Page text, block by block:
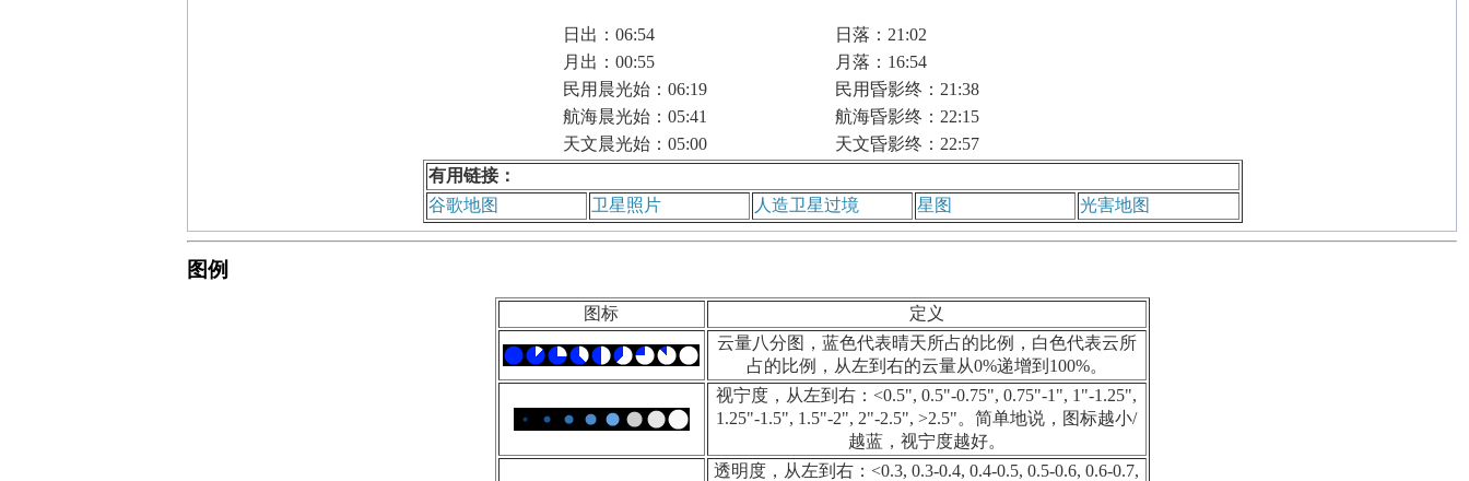
日出：06:54
日落：21:02
月出：00:55
月落：16:54
民用晨光始：06:19
民用昏影终：21:38
航海晨光始：05:41
航海昏影终：22:15
天文晨光始：05:00
天文昏影终：22:57
有用链接：
谷歌地图
卫星照片 人造卫星过境 星图 光害地图
图例
图标
定义
云量八分图，蓝色代表晴天所占的比例，白色代表云所
占的比例，从左到右的云量从0%递增到100%。
视宁度，从左到右：<0.5", 0.5"-0.75", 0.75"-1", 1"-1.25",
1.25"-1.5", 1.5"-2", 2"-2.5", >2.5"。简单地说，图标越小/
越蓝，视宁度越好。
透明度，从左到右：<0.3, 0.3-0.4, 0.4-0.5, 0.5-0.6, 0.6-0.7,